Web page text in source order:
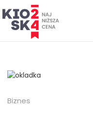
Biznes